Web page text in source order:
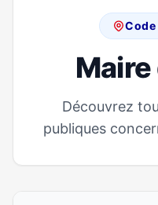
Code
Découvrez
publiques